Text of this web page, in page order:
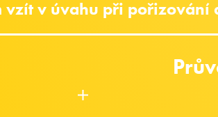
vzít v úvahu při